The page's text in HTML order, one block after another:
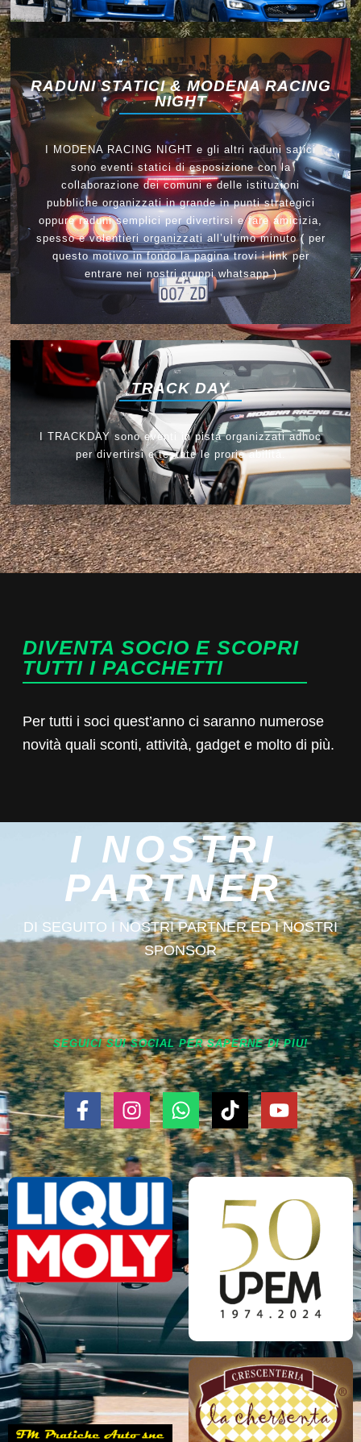
RADUNI STATICI & MODENA RACING
NIGHT
I MODENA RACING NIGHT e gli altri raduni satici
sono eventi statici di esposizione con la
collaborazione dei comuni e delle istituzioni
pubbliche organizzati in grande in punti strategici
oppure raduni semplici per divertirsi e fare amicizia,
spesso e volentieri organizzati all’ultimo minuto ( per
questo motivo in fondo la pagina trovi i link per
entrare nei nostri gruppi whatsapp )
TRACK DAY
I TRACKDAY sono eventi in pista organizzati adhoc
per divertirsi e testate le prorie abilità.
DIVENTA SOCIO E SCOPRI
TUTTI I PACCHETTI
Per tutti i soci quest’anno ci saranno numerose
novità quali sconti, attività, gadget e molto di più.
I NOSTRI
PARTNER
DI SEGUITO I NOSTRI PARTNER ED I NOSTRI
SPONSOR
SEGUICI SUI SOCIAL PER SAPERNE DI PIU!